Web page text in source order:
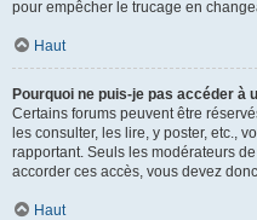
pour empêcher le trucage en
Haut
Pourquoi ne puis-je pas accéder à
Certains forums peuvent être
les consulter, les lire, y poster, etc.,
rapportant. Seuls les modérateurs
accorder ces accès, vous devez
Haut